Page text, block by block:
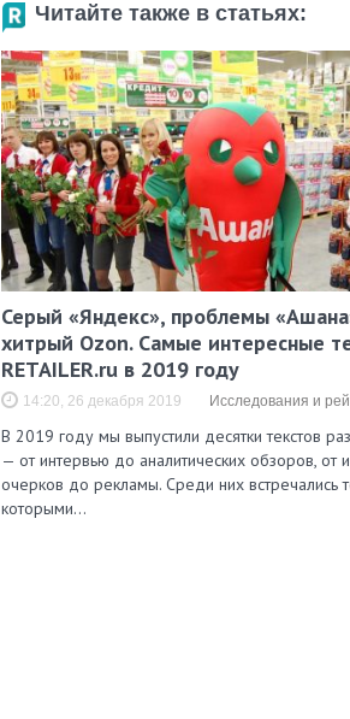
Читайте также в статьях:
Серый «Яндекс», проблемы
хитрый Ozon. Самые интересные
RETAILER.ru в 2019 году
14:20, 26 декабря 2019 Исследования и
В 2019 году мы выпустили десятки текстов
— от интервью до аналитических обзоров, от
очерков до рекламы. Среди них встречались
которыми…